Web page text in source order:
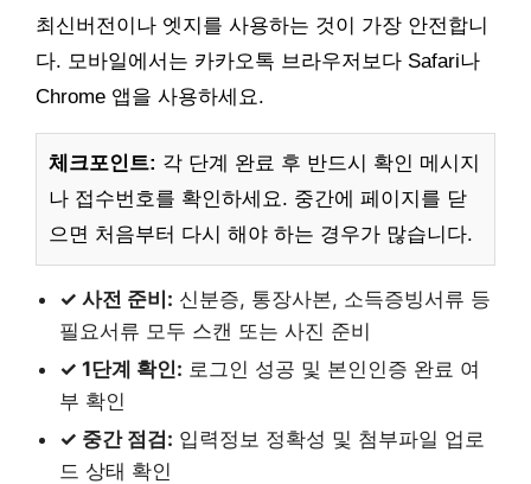
최신버전이나 엣지를 사용하는 것이 가장 안전합니
다. 모바일에서는 카카오톡 브라우저보다 Safari나
Chrome 앱을 사용하세요.
체크포인트: 각 단계 완료 후 반드시 확인 메시지
나 접수번호를 확인하세요. 중간에 페이지를 닫
으면 처음부터 다시 해야 하는 경우가 많습니다.
✓ 사전 준비: 신분증, 통장사본, 소득증빙서류 등
필요서류 모두 스캔 또는 사진 준비
✓ 1단계 확인: 로그인 성공 및 본인인증 완료 여
부 확인
✓ 중간 점검: 입력정보 정확성 및 첨부파일 업로
드 상태 확인